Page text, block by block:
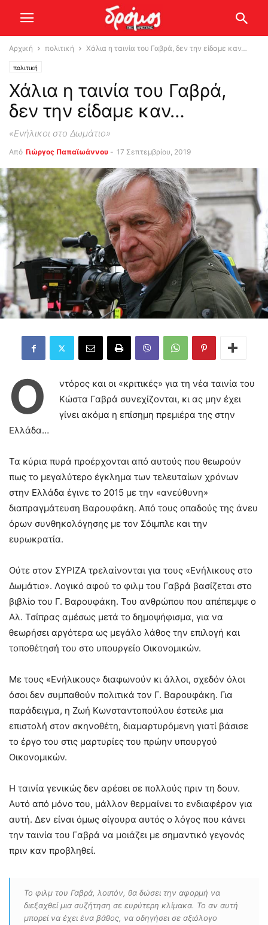
Αρχική πολιτική Χάλια η ταινία του Γαβρά, δεν την είδαμε καν…
πολιτική
Χάλια η ταινία του Γαβρά,
δεν την είδαμε καν…
«Ενήλικοι στο Δωμάτιο»
Από Γιώργος Παπαϊωάννου - 17 Σεπτεμβρίου, 2019
Ο
ντόρος και οι «κριτικές» για τη νέα ταινία του
Κώστα Γαβρά συνεχίζονται, κι ας μην έχει
γίνει ακόμα η επίσημη πρεμιέρα της στην
Ελλάδα…
Τα κύρια πυρά προέρχονται από αυτούς που θεωρούν
πως το μεγαλύτερο έγκλημα των τελευταίων χρόνων
στην Ελλάδα έγινε το 2015 με την «ανεύθυνη»
διαπραγμάτευση Βαρουφάκη. Από τους οπαδούς της άνευ
όρων συνθηκολόγησης με τον Σόιμπλε και την
ευρωκρατία.
Ούτε στον ΣΥΡΙΖΑ τρελαίνονται για τους «Ενήλικους στο
Δωμάτιο». Λογικό αφού το φιλμ του Γαβρά βασίζεται στο
βιβλίο του Γ. Βαρουφάκη. Του ανθρώπου που απέπεμψε ο
Αλ. Τσίπρας αμέσως μετά το δημοψήφισμα, για να
θεωρήσει αργότερα ως μεγάλο λάθος την επιλογή και
τοποθέτησή του στο υπουργείο Οικονομικών.
Με τους «Ενήλικους» διαφωνούν κι άλλοι, σχεδόν όλοι
όσοι δεν συμπαθούν πολιτικά τον Γ. Βαρουφάκη. Για
παράδειγμα, η Ζωή Κωνσταντοπούλου έστειλε μια
επιστολή στον σκηνοθέτη, διαμαρτυρόμενη γιατί βάσισε
το έργο του στις μαρτυρίες του πρώην υπουργού
Οικονομικών.
Η ταινία γενικώς δεν αρέσει σε πολλούς πριν τη δουν.
Αυτό από μόνο του, μάλλον θερμαίνει το ενδιαφέρον για
αυτή. Δεν είναι όμως σίγουρα αυτός ο λόγος που κάνει
την ταινία του Γαβρά να μοιάζει με σημαντικό γεγονός
πριν καν προβληθεί.
Το φιλμ του Γαβρά, λοιπόν, θα δώσει την αφορμή να
διεξαχθεί μια συζήτηση σε ευρύτερη κλίμακα. Το αν αυτή
μπορεί να έχει ένα βάθος, να οδηγήσει σε αξιόλογο